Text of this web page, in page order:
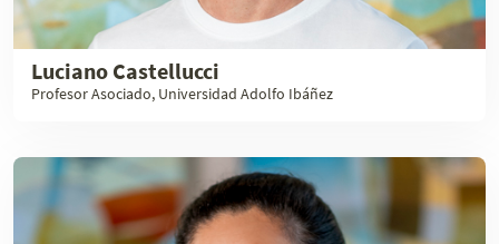
Luciano Castellucci
Profesor Asociado, Universidad Adolfo Ibáñez